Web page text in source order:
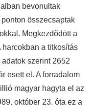
bevonultak
összecsaptak
Megkezdődött a
harcokban a titkosítás
szerint 2652
esett el. A forradalom
magyar hagyta el az
október 23. óta ez a